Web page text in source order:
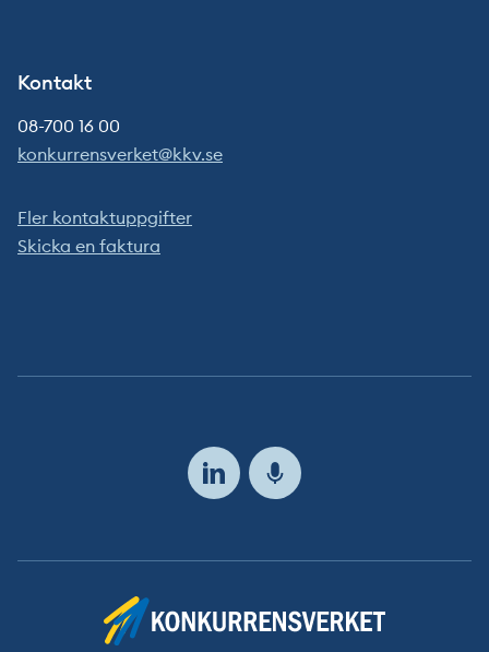
Kontakt
08-700 16 00
konkurrensverket@kkv.se
Fler kontaktuppgifter
Skicka en faktura
Följ